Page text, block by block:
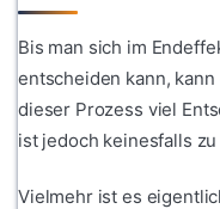
Bis man sich im
entscheiden kann,
dieser Prozess viel
ist jedoch keinesfalls
Vielmehr ist es